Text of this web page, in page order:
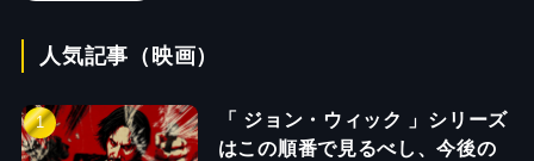
人気記事（映画）
「 ジョン・ウィック 」シリーズ
はこの順番で見るべし、今後の